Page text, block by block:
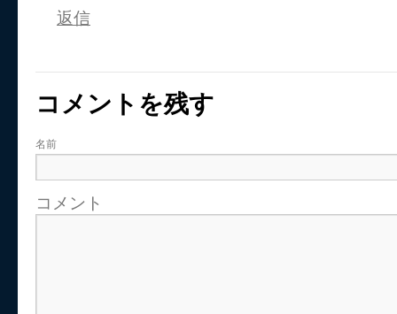
返信
コメントを残す
名前
コメント